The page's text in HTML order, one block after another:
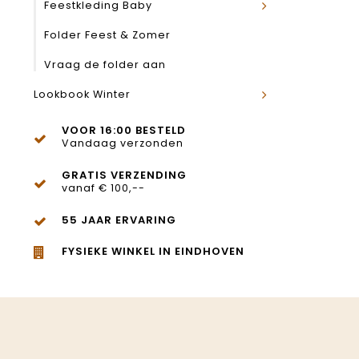
Feestkleding Baby
Folder Feest & Zomer
Vraag de folder aan
Lookbook Winter
VOOR 16:00 BESTELD
Vandaag verzonden
GRATIS VERZENDING
vanaf € 100,--
55 JAAR ERVARING
FYSIEKE WINKEL IN EINDHOVEN